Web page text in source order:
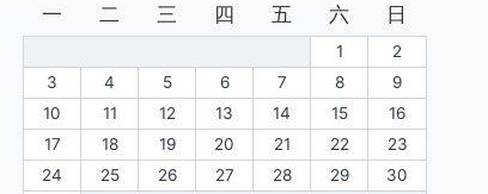
一
二 三 四 五 六 日
1
2
3
4 5 6 7 8
9
10
11 12 13 14 15
16
17
18 19 20 21 22
23
24
25 26 27 28 29
30